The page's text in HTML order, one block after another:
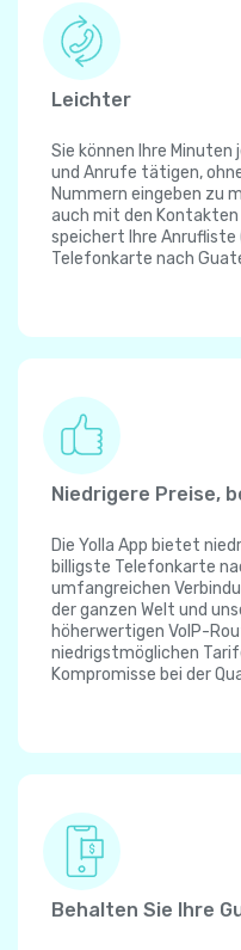
Leichter
Sie können Ihre
und Anrufe tätigen,
Nummern eingeben zu
auch mit den
speichert Ihre Anrufliste
Telefonkarte nach
Niedrigere Preise,
Die Yolla App bietet
billigste Telefonkarte
umfangreichen
der ganzen Welt und
höherwertigen VoIP-
niedrigstmöglichen
Kompromisse bei der
Behalten Sie Ihre